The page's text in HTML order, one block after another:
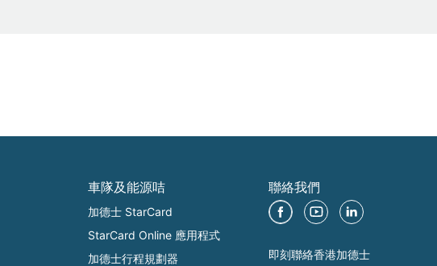
車隊及能源咭
加德士 StarCard
StarCard Online 應用程式
加德士行程規劃器
聯絡我們
即刻聯絡香港加德士